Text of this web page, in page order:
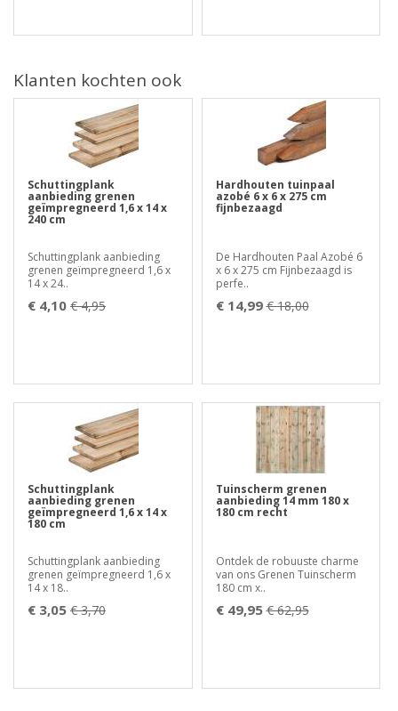
Klanten kochten ook
Schuttingplank
aanbieding grenen
geïmpregneerd 1,6 x 14 x
240 cm
Schuttingplank aanbieding
grenen geïmpregneerd 1,6 x
14 x 24..
€ 4,10 € 4,95
Hardhouten tuinpaal
azobé 6 x 6 x 275 cm
fijnbezaagd
De Hardhouten Paal Azobé 6
x 6 x 275 cm Fijnbezaagd is
perfe..
€ 14,99 € 18,00
Schuttingplank
aanbieding grenen
geïmpregneerd 1,6 x 14 x
180 cm
Schuttingplank aanbieding
grenen geïmpregneerd 1,6 x
14 x 18..
€ 3,05 € 3,70
Tuinscherm grenen
aanbieding 14 mm 180 x
180 cm recht
Ontdek de robuuste charme
van ons Grenen Tuinscherm
180 cm x..
€ 49,95 € 62,95